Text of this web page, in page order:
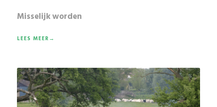
Misselijk worden
LEES MEER→